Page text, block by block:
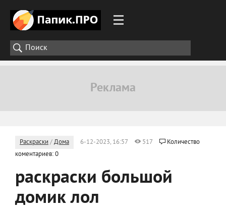
Раскраски /Дома 6-12-2023, 16:57 517
Количество
коментариев: 0
раскраски большой
домик лол